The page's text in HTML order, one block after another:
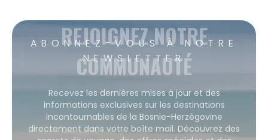
ABONNEZ-VOUS À NOTRE
NEWSLETTER
REJOIGNEZ NOTRE
COMMUNAUTÉ
Recevez les dernières mises à jour et des
informations exclusives sur les destinations
incontournables de la Bosnie-Herzégovine
directement dans votre boîte mail. Découvrez des